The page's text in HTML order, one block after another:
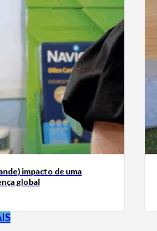
impacto de uma
global